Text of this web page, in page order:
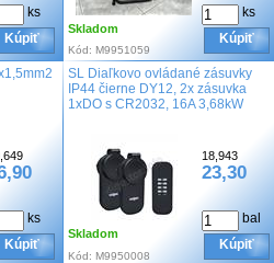
ks
Kúpiť
ks
Kúpiť
Skladom
Kód: M9951059
ks
Kúpiť
SL Diaľkovo ovládané zásuvky
IP44 čierne DY12, 2x zásuvka
1xDO s CR2032, 16A 3,68kW
18,943
23,30
bal
Kúpiť
Skladom
Kód: M9950008